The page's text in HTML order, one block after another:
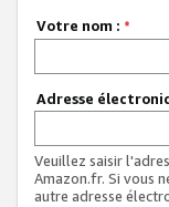
Votre nom : *
Adresse
Veuillez saisir
Amazon.fr. Si vous
autre adresse